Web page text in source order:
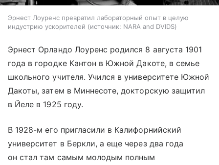
Эрнест Лоуренс превратил лабораторный опыт в целую
индустрию ускорителей
источник: NARA and DVIDS
Эрнест Орландо Лоуренс родился 8 августа 1901
года в городке Кантон в Южной Дакоте, в семье
школьного учителя. Учился в университете Южной
Дакоты, затем в Миннесоте, докторскую защитил
в Йеле в 1925 году.
В 1928-м его пригласили в Калифорнийский
университет в Беркли, а еще через два года
он стал там самым молодым полным